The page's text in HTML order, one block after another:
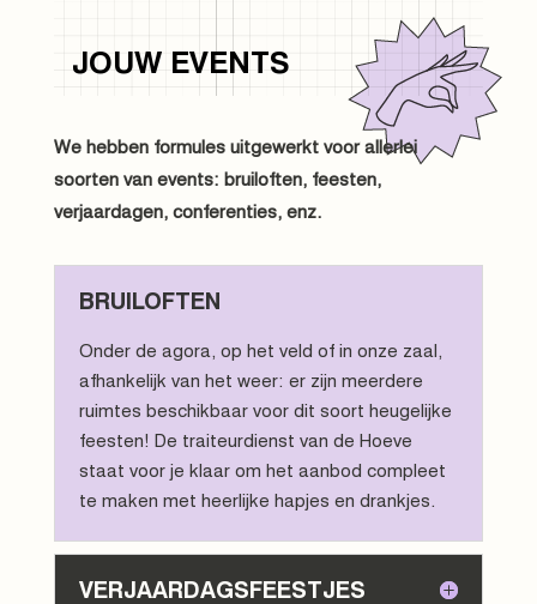
JOUW EVENTS
We hebben formules uitgewerkt voor allerlei
soorten van events: bruiloften, feesten,
verjaardagen, conferenties, enz.
BRUILOFTEN
Onder de agora, op het veld of in onze zaal,
afhankelijk van het weer: er zijn meerdere
ruimtes beschikbaar voor dit soort heugelijke
feesten! De traiteurdienst van de Hoeve
staat voor je klaar om het aanbod compleet
te maken met heerlijke hapjes en drankjes.
VERJAARDAGSFEESTJES